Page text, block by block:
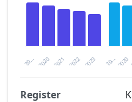
20… 2021 2023
2020 2022 20…2020
Register